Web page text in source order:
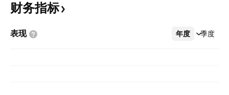
财务指标
表现 年度 季度
更多